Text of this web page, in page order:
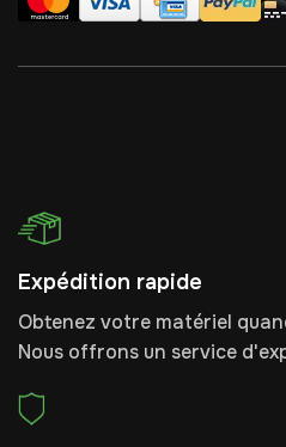
Expédition rapide
Obtenez votre matériel
Nous offrons un service